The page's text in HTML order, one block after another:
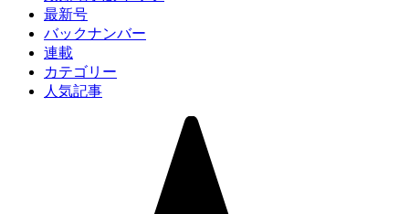
最新号
バックナンバー
連載
カテゴリー
人気記事